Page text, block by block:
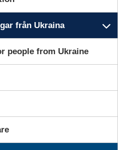
från Ukraina
people from Ukraine
från